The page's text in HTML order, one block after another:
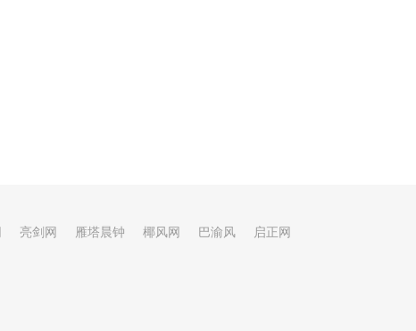
亮剑网 雁塔晨钟 椰风网 巴渝风
启正网